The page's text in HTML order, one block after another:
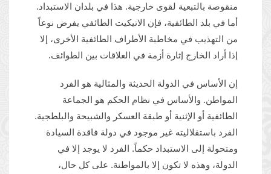
منقوصة بالتبعية لقوى خارجية. هذا في بلدان الاستبداد.
أما في بلد الطائفية، فإن الاتيكيت الطائفي يفرض نوعاً
من التهذيب في مخاطبة الأطراف الطائفية الأخرى، إلا
إذا أراد الخارج إثارة أزمة في العلاقات بين الطوائف.
إن الأساس في الدولة الحديثة والمثالية هو الفرد
المواطن. والأساس في نظام الحكم هو الجماعة
الطائفية أو الإثنية أو طبقة العسكر والشبيحة والبلطجية.
الفرد باستقلاليته غير موجود في دولة فاقدة السيادة
ومتحولة إلى الاستبداد حكماً. الفرد لا يوجد إلا في
الدولة، وهذه لا تكون إلا بالمواطنة. على كل حال،